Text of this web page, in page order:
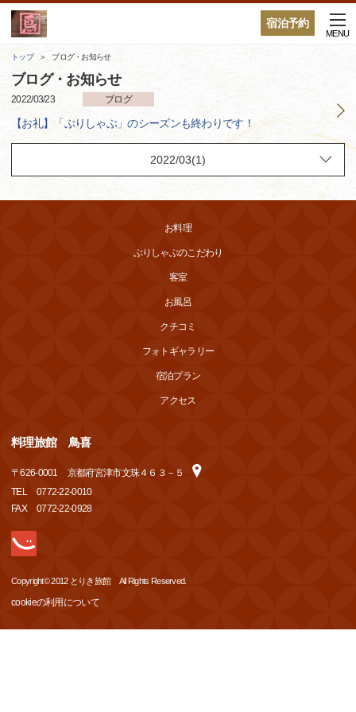
宿泊予約
MENU
トップ ブログ・お知らせ
ブログ・お知らせ
2022/03/23 ブログ
【お礼】「ぶりしゃぶ」のシーズンも終わりです！
お料理
ぶりしゃぶのこだわり
客室
お風呂
クチコミ
フォトギャラリー
宿泊プラン
アクセス
料理旅館 鳥喜
〒626-0001
京都府宮津市文珠４６３－５
TEL
0772-22-0010
FAX
0772-22-0928
Copyright© 2012 とりき旅館 All Rights Reserved.
cookieの利用について